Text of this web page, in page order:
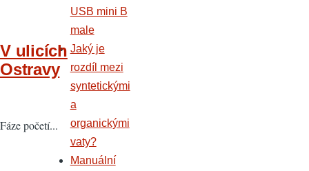
V ulicích
Ostravy
Fáze početí...
USB mini B
male
Jaký je
rozdíl mezi
syntetickými
a
organickými
vaty?
Manuální